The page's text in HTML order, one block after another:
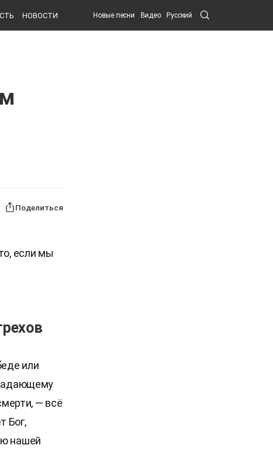
НОВОСТИ Новые песни Видео Русский Search
Submit
Поделиться
если мы
или
— всё
Бог,
нашей